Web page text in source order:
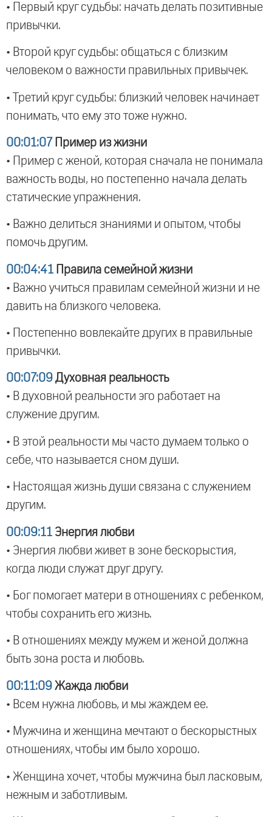
• Первый круг судьбы: начать делать позитивные
привычки.
• Второй круг судьбы: общаться с близким
человеком о важности правильных привычек.
• Третий круг судьбы: близкий человек начинает
понимать, что ему это тоже нужно.
00:01:07 Пример из жизни
• Пример с женой, которая сначала не понимала
важность воды, но постепенно начала делать
статические упражнения.
• Важно делиться знаниями и опытом, чтобы
помочь другим.
00:04:41 Правила семейной жизни
• Важно учиться правилам семейной жизни и не
давить на близкого человека.
• Постепенно вовлекайте других в правильные
привычки.
00:07:09 Духовная реальность
• В духовной реальности эго работает на
служение другим.
• В этой реальности мы часто думаем только о
себе, что называется сном души.
• Настоящая жизнь души связана с служением
другим.
00:09:11 Энергия любви
• Энергия любви живет в зоне бескорыстия,
когда люди служат друг другу.
• Бог помогает матери в отношениях с ребенком,
чтобы сохранить его жизнь.
• В отношениях между мужем и женой должна
быть зона роста и любовь.
00:11:09 Жажда любви
• Всем нужна любовь, и мы жаждем ее.
• Мужчина и женщина мечтают о бескорыстных
отношениях, чтобы им было хорошо.
• Женщина хочет, чтобы мужчина был ласковым,
нежным и заботливым.